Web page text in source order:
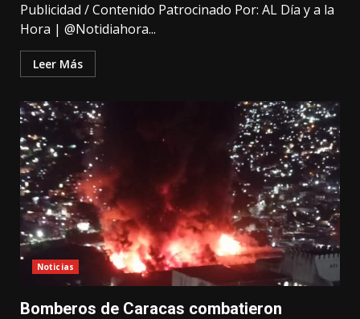
Publicidad / Contenido Patrocinado Por: AL Día y a la
Hora | @Notidiahora...
Leer Más
Noticias
Bomberos de Caracas combatieron